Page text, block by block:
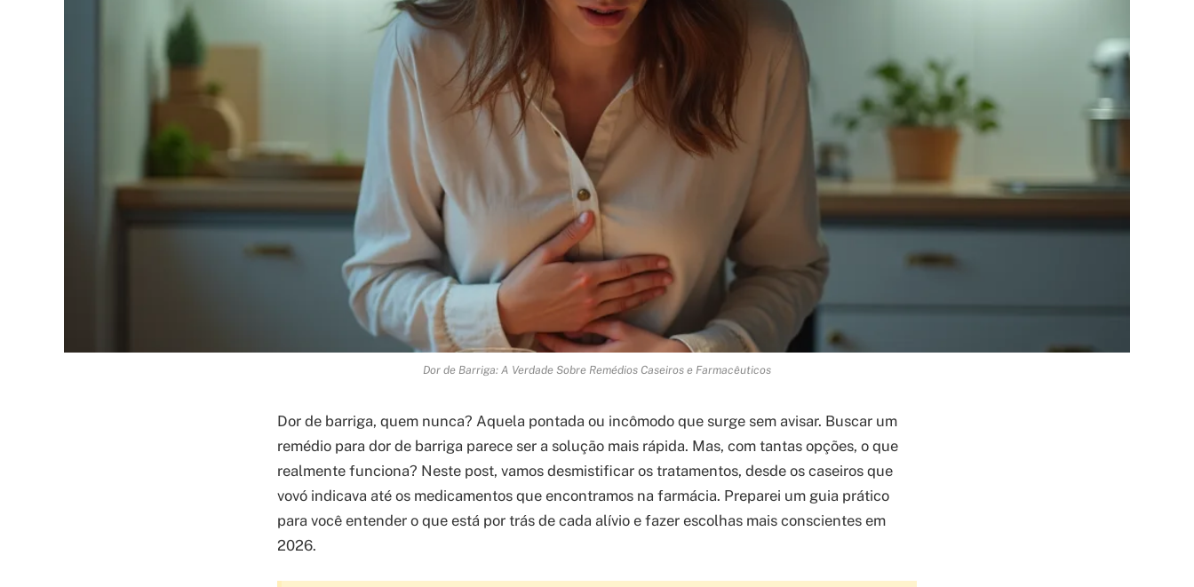
Dor de Barriga: A Verdade Sobre Remédios Caseiros e Farmacêuticos
Dor de barriga, quem nunca? Aquela pontada ou incômodo que surge sem avisar. Buscar um
remédio para dor de barriga parece ser a solução mais rápida. Mas, com tantas opções, o que
realmente funciona? Neste post, vamos desmistificar os tratamentos, desde os caseiros que
vovó indicava até os medicamentos que encontramos na farmácia. Preparei um guia prático
para você entender o que está por trás de cada alívio e fazer escolhas mais conscientes em
2026.